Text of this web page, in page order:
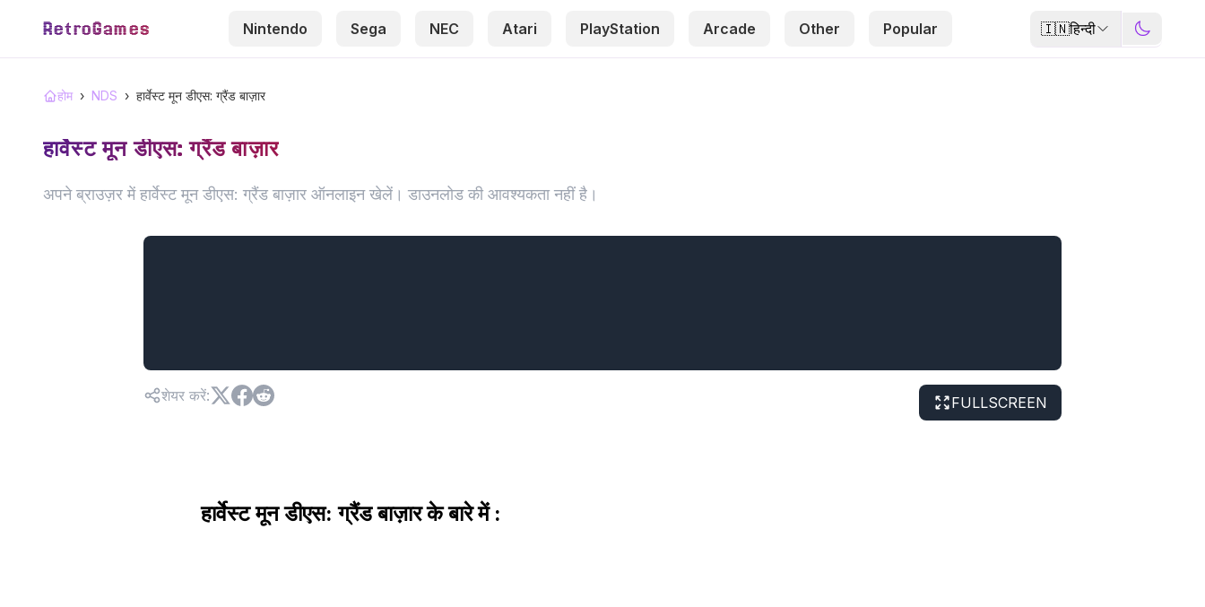
RetroGames Nintendo Sega NEC Atari PlayStation Arcade Other Popular 🇮🇳हिन्दी
होम › NDS › हार्वेस्ट मून डीएस: ग्रैंड बाज़ार
हार्वेस्ट मून डीएस: ग्रैंड बाज़ार
अपने ब्राउज़र में हार्वेस्ट मून डीएस: ग्रैंड बाज़ार ऑनलाइन खेलें। डाउनलोड की आवश्यकता नहीं है।
शेयर करें: FULLSCREEN
हार्वेस्ट मून डीएस: ग्रैंड बाज़ार के बारे में :